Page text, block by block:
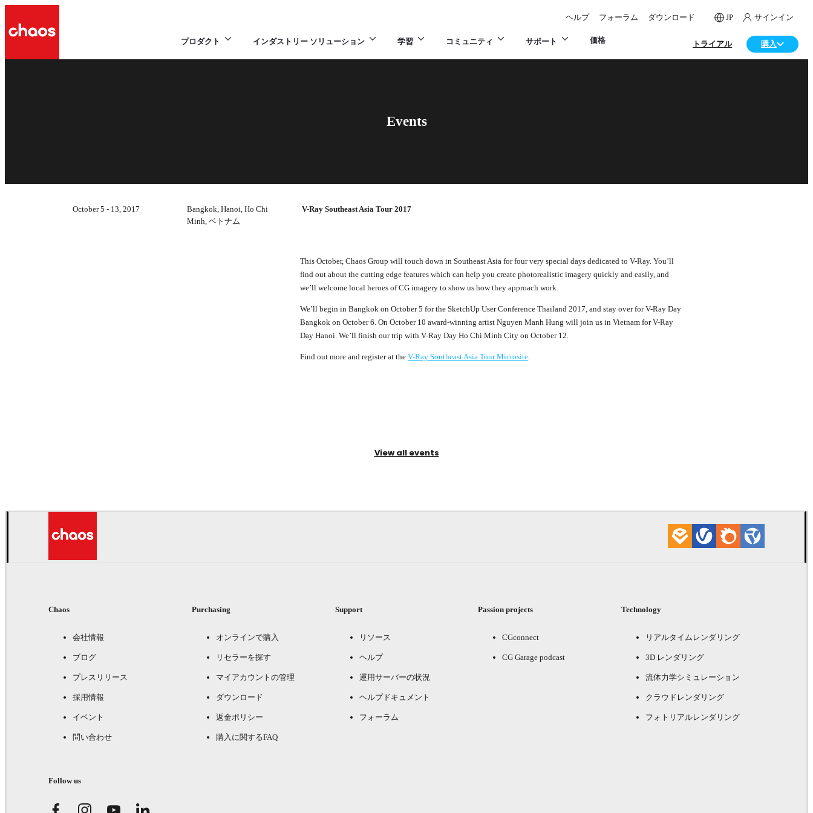
ヘルプ フォーラム ダウンロード JP サインイン
プロダクト インダストリー ソリューション 学習 コミュニティ サポート 価格 トライアル 購入
Events
October 5 - 13, 2017
Bangkok, Hanoi, Ho Chi
Minh, ベトナム
V-Ray Southeast Asia Tour 2017
This October, Chaos Group will touch down in Southeast Asia for four very special days dedicated to V-Ray. You’ll
find out about the cutting edge features which can help you create photorealistic imagery quickly and easily, and
we’ll welcome local heroes of CG imagery to show us how they approach work.
We’ll begin in Bangkok on October 5 for the SketchUp User Conference Thailand 2017, and stay over for V-Ray Day
Bangkok on October 6. On October 10 award-winning artist Nguyen Manh Hung will join us in Vietnam for V-Ray
Day Hanoi. We’ll finish our trip with V-Ray Day Ho Chi Minh City on October 12.
Find out more and register at the V-Ray Southeast Asia Tour Microsite
View all events
Chaos
会社情報
ブログ
プレスリリース
採用情報
イベント
問い合わせ
Purchasing
オンラインで購入
リセラーを探す
マイアカウントの管理
ダウンロード
返金ポリシー
購入に関するFAQ
Support
リソース
ヘルプ
運用サーバーの状況
ヘルプドキュメント
フォーラム
Passion projects
CGconnect
CG Garage podcast
Technology
リアルタイムレンダリング
3D レンダリング
流体力学シミュレーション
クラウドレンダリング
フォトリアルレンダリング
Follow us